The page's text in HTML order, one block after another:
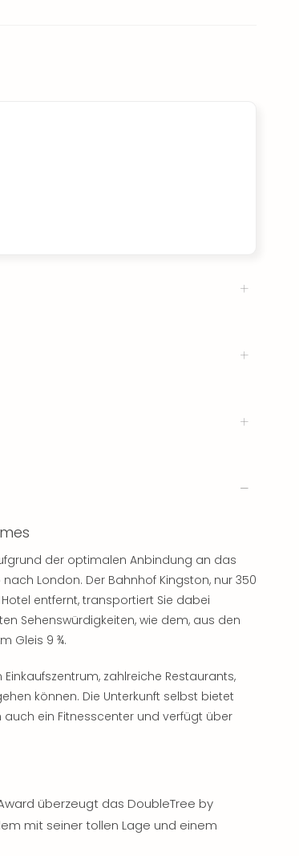
der optimalen Anbindung an das
London. Der Bahnhof Kingston, nur 350
entfernt, transportiert Sie dabei
Sehenswürdigkeiten, wie dem, aus den
Gleis 9 ¾.
zahlreiche Restaurants,
können. Die Unterkunft selbst bietet
ein Fitnesscenter und verfügt über
überzeugt das DoubleTree by
mit seiner tollen Lage und einem